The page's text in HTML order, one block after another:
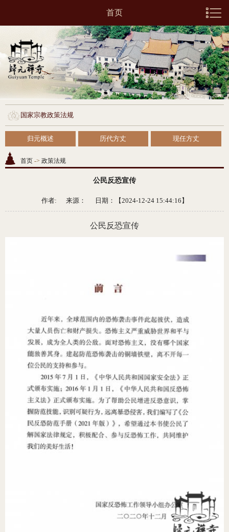
首页
国家宗教政策法规
归元概述 历代方丈 现任方丈
首页 -> 政策法规
公民反恐宣传
作者: 来源： 日期：【2024-12-24 15:44:16】
公民反恐宣传